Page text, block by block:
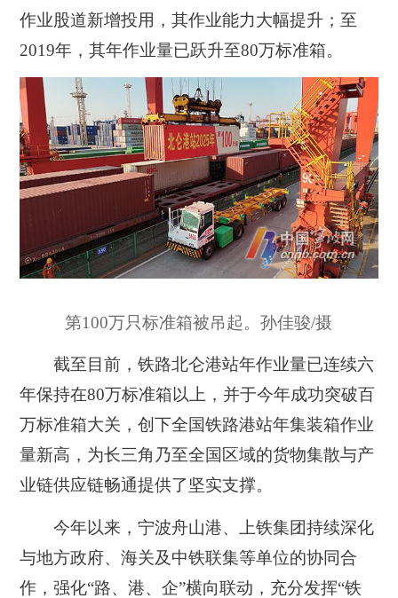
作业股道新增投用，其作业能力大幅提升；至
2019年，其年作业量已跃升至80万标准箱。
第100万只标准箱被吊起。孙佳骏/摄
截至目前，铁路北仑港站年作业量已连续六
年保持在80万标准箱以上，并于今年成功突破百
万标准箱大关，创下全国铁路港站年集装箱作业
量新高，为长三角乃至全国区域的货物集散与产
业链供应链畅通提供了坚实支撑。
今年以来，宁波舟山港、上铁集团持续深化
与地方政府、海关及中铁联集等单位的协同合
作，强化“路、港、企”横向联动，充分发挥“铁